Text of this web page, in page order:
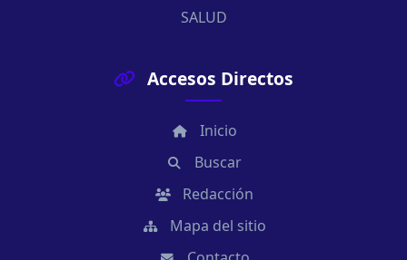
SALUD
Accesos Directos
Inicio
Buscar
Redacción
Mapa del sitio